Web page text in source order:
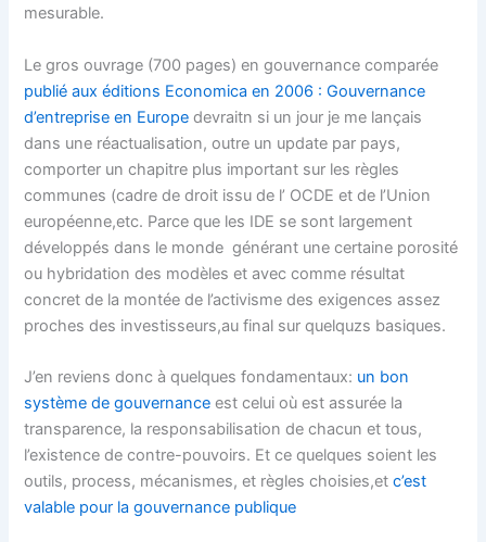
mesurable.
Le gros ouvrage (700 pages) en gouvernance comparée
publié aux éditions Economica en 2006 : Gouvernance
d’entreprise en Europe devraitn si un jour je me lançais
dans une réactualisation, outre un update par pays,
comporter un chapitre plus important sur les règles
communes (cadre de droit issu de l’ OCDE et de l’Union
européenne,etc. Parce que les IDE se sont largement
développés dans le monde générant une certaine porosité
ou hybridation des modèles et avec comme résultat
concret de la montée de l’activisme des exigences assez
proches des investisseurs,au final sur quelquzs basiques.
J’en reviens donc à quelques fondamentaux: un bon
système de gouvernance est celui où est assurée la
transparence, la responsabilisation de chacun et tous,
l’existence de contre-pouvoirs. Et ce quelques soient les
outils, process, mécanismes, et règles choisies,etc’est
valable pour la gouvernance publique